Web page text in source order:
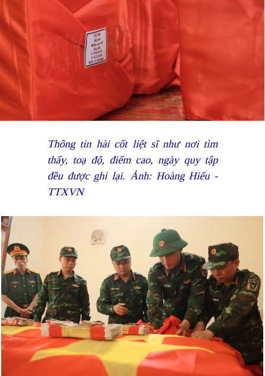
Thông tin hài cốt liệt sĩ như nơi tìm
thấy, toạ độ, điểm cao, ngày quy tập
đều được ghi lại. Ảnh: Hoàng Hiếu -
TTXVN